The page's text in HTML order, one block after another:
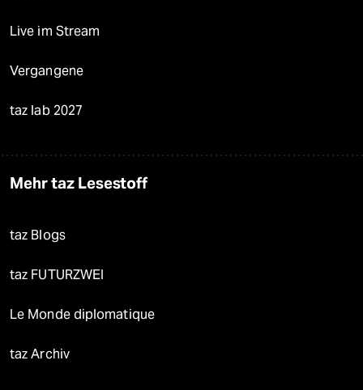
Live im Stream
Vergangene
taz lab 2027
Mehr taz Lesestoff
taz Blogs
taz FUTURZWEI
Le Monde diplomatique
taz Archiv